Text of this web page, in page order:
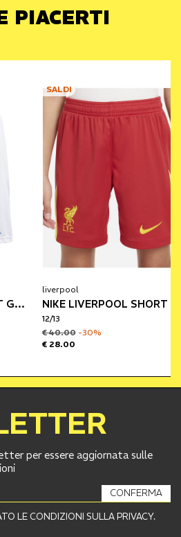
PIACERTI
ADIDAS ITALIA SHORT GARA BAMBINO HOME EURO24
SALDI
liverpool
12/13
€ 40.00 -30%
€ 28.00
per essere aggiornata sulle
LE CONDIZIONI SULLA PRIVACY.
CONFERMA